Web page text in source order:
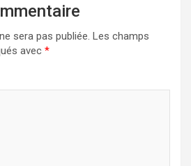
sera pas publiée. Les champs
avec *